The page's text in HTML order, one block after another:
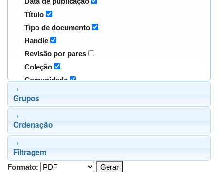
Título
Tipo de documento
Handle
Revisão por pares
Coleção
Comunidade
Grupos
Ordenação
Filtragem
Formato: